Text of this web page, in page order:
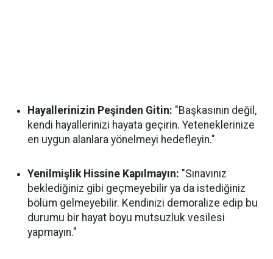
Hayallerinizin Peşinden Gitin: "Başkasının değil,
kendi hayallerinizi hayata geçirin. Yeteneklerinize
en uygun alanlara yönelmeyi hedefleyin."
Yenilmişlik Hissine Kapılmayın: "Sınavınız
beklediğiniz gibi geçmeyebilir ya da istediğiniz
bölüm gelmeyebilir. Kendinizi demoralize edip bu
durumu bir hayat boyu mutsuzluk vesilesi
yapmayın."